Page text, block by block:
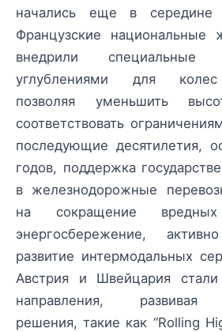
начались еще в середине
Французские национальные
внедрили
углублениями для колес
позволяя уменьшить
соответствовать
последующие десятилетия,
годов, поддержка
в железнодорожные
на сокращение
энергосбережение,
развитие интермодальных
Австрия и Швейцария
направления, развивая
решения, такие как “Rolling